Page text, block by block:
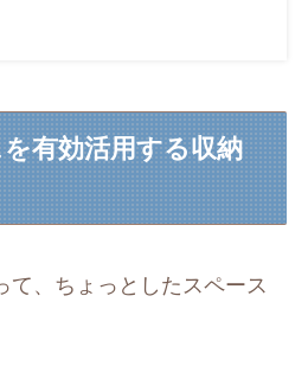
有効活用する収納
て、ちょっとしたスペース